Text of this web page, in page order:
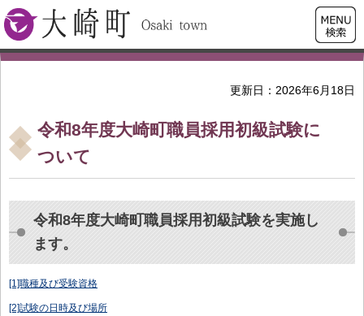
大崎町
検索・
共通メ
ニュー
更新日：2026年6月18日
令和8年度大崎町職員採用初級試験に
ついて
令和8年度大崎町職員採用初級試験を実施し
ます。
[1]職種及び受験資格
[2]試験の日時及び場所